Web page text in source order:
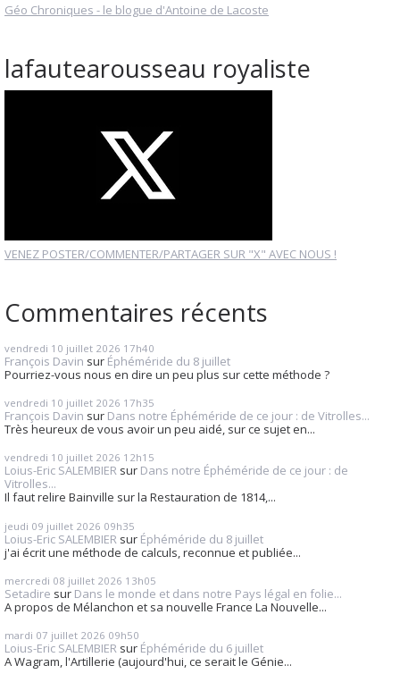
Géo Chroniques - le blogue d'Antoine de Lacoste
lafautearousseau royaliste
VENEZ POSTER/COMMENTER/PARTAGER SUR "X" AVEC NOUS !
Commentaires récents
vendredi 10 juillet 2026 17h40
François Davin sur Éphéméride du 8 juillet
Pourriez-vous nous en dire un peu plus sur cette méthode ?
vendredi 10 juillet 2026 17h35
François Davin sur Dans notre Éphéméride de ce jour : de Vitrolles...
Très heureux de vous avoir un peu aidé, sur ce sujet en...
vendredi 10 juillet 2026 12h15
Loius-Eric SALEMBIER sur Dans notre Éphéméride de ce jour : de
Vitrolles...
Il faut relire Bainville sur la Restauration de 1814,...
jeudi 09 juillet 2026 09h35
Loius-Eric SALEMBIER sur Éphéméride du 8 juillet
j'ai écrit une méthode de calculs, reconnue et publiée...
mercredi 08 juillet 2026 13h05
Setadire sur Dans le monde et dans notre Pays légal en folie...
A propos de Mélanchon et sa nouvelle France La Nouvelle...
mardi 07 juillet 2026 09h50
Loius-Eric SALEMBIER sur Éphéméride du 6 juillet
A Wagram, l'Artillerie (aujourd'hui, ce serait le Génie...